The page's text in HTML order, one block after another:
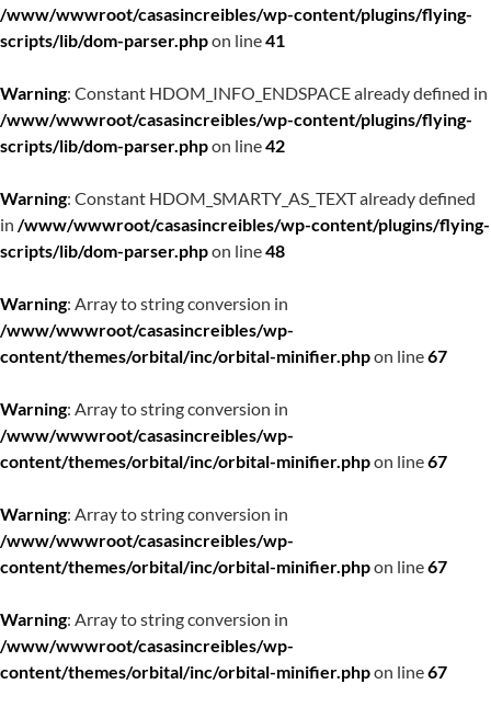
/www/wwwroot/casasincreibles/wp-content/plugins/flying-
scripts/lib/dom-parser.phpon line41
Warning: Constant HDOM_INFO_ENDSPACE already defined in
/www/wwwroot/casasincreibles/wp-content/plugins/flying-
scripts/lib/dom-parser.phpon line42
Warning: Constant HDOM_SMARTY_AS_TEXT already defined
in /www/wwwroot/casasincreibles/wp-content/plugins/flying-
scripts/lib/dom-parser.phpon line48
Warning: Array to string conversion in
/www/wwwroot/casasincreibles/wp-
content/themes/orbital/inc/orbital-minifier.phpon line67
Warning: Array to string conversion in
/www/wwwroot/casasincreibles/wp-
content/themes/orbital/inc/orbital-minifier.phpon line67
Warning: Array to string conversion in
/www/wwwroot/casasincreibles/wp-
content/themes/orbital/inc/orbital-minifier.phpon line67
Warning: Array to string conversion in
/www/wwwroot/casasincreibles/wp-
content/themes/orbital/inc/orbital-minifier.phpon line67